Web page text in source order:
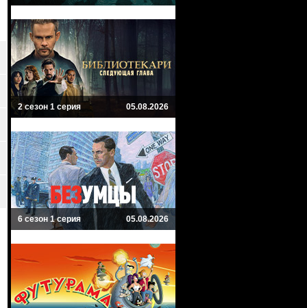
2 сезон 1 серия 05.08.2026
6 сезон 1 серия 05.08.2026